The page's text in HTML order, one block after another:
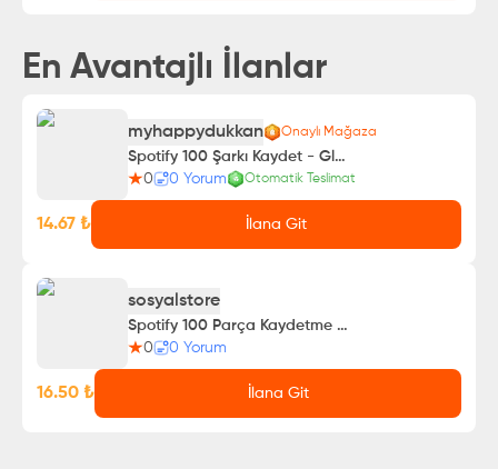
En Avantajlı İlanlar
myhappydukkan Onaylı Mağaza
Spotify 100 Şarkı Kaydet - Global Kullanıcılar
0
0 Yorum Otomatik Teslimat
14.67 ₺ İlana Git
sosyalstore
Spotify 100 Parça Kaydetme - Hızlı Teslim
0
0 Yorum
16.50 ₺ İlana Git